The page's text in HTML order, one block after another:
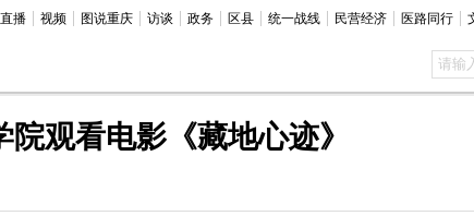
直播 视频 图说重庆 访谈 政务 区县 统一战线 民营经济 医路同行
观看电影《藏地心迹》